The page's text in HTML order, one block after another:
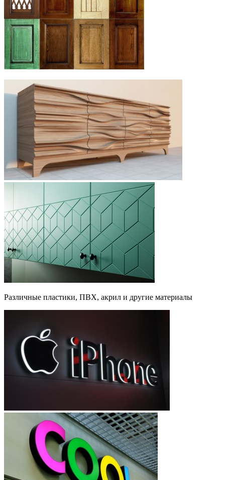
Различные пластики, ПВХ, акрил и другие материалы